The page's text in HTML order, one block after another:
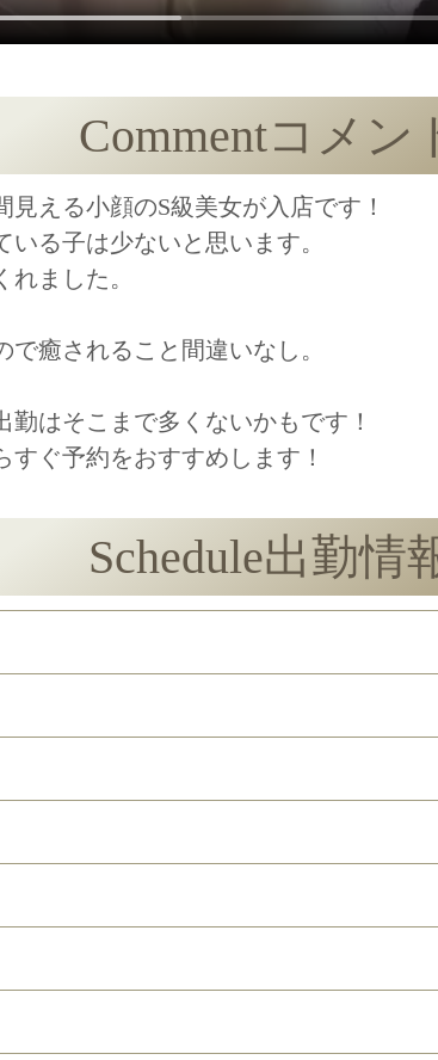
Commentコメン
える小顔のS級美女が入店です！
る子は少ないと思います。
ました。
癒されること間違いなし。
はそこまで多くないかもです！
ぐ予約をおすすめします！
Schedule出勤情